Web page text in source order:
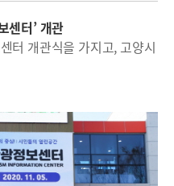
센터’ 개관
터 개관식을 가지고, 고양시